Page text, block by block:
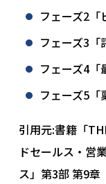
フェーズ2「
フェーズ3「
フェーズ4「
フェーズ5「
引用元:書籍「
ドセールス・営
ス」第3部 第9章